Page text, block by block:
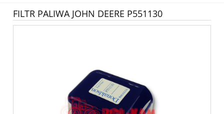
FILTR PALIWA JOHN DEERE P551130